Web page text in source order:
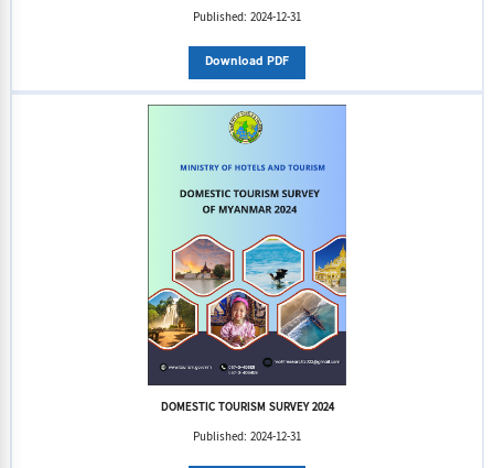
Published: 2024-12-31
Download PDF
DOMESTIC TOURISM SURVEY 2024
Published: 2024-12-31